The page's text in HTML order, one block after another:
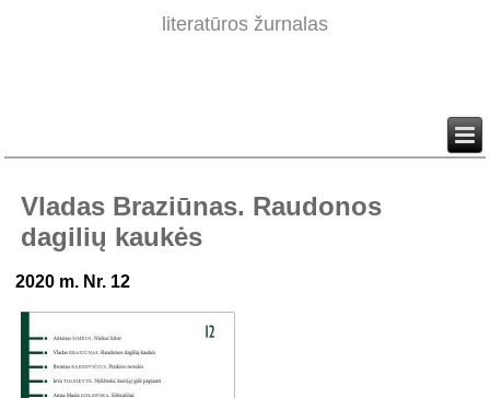
literatūros žurnalas
Vladas Braziūnas. Raudonos
dagilių kaukės
2020 m. Nr. 12